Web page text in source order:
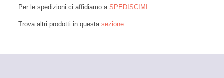
Per le spedizioni ci affidiamo a SPEDISCIMI
Trova altri prodotti in questa sezione